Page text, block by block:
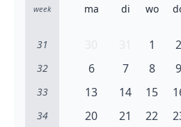
week ma di wo
31 1 2
32 6 7 8 9
33 13 14 15
34 20 21 22